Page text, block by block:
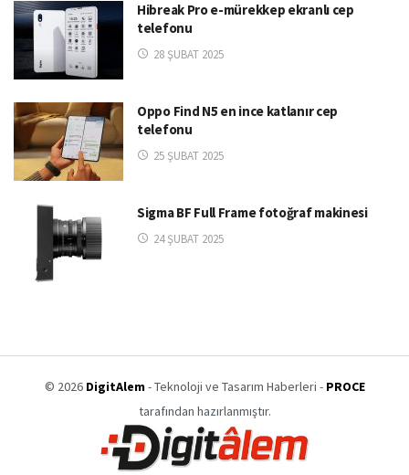
Hibreak Pro e-mürekkep ekranlı cep
telefonu
28 ŞUBAT 2025
Oppo Find N5 en ince katlanır cep
telefonu
25 ŞUBAT 2025
Sigma BF Full Frame fotoğraf makinesi
24 ŞUBAT 2025
© 2026 DigitAlem- Teknoloji ve Tasarım Haberleri - PROCE
tarafından hazırlanmıştır.